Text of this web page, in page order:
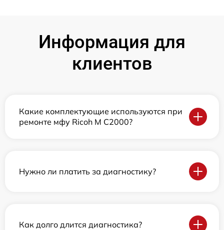
Информация для
клиентов
Какие комплектующие используются при
ремонте мфу Ricoh M C2000?
Нужно ли платить за диагностику?
Как долго длится диагностика?